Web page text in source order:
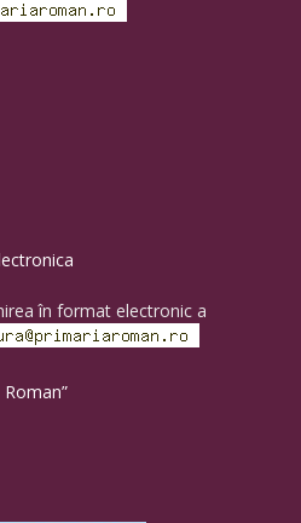
în format electronic a